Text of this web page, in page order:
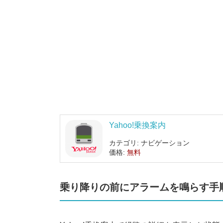
Yahoo!乗換案内
カテゴリ: ナビゲーション
価格: 無料
乗り降りの前にアラームを鳴らす手